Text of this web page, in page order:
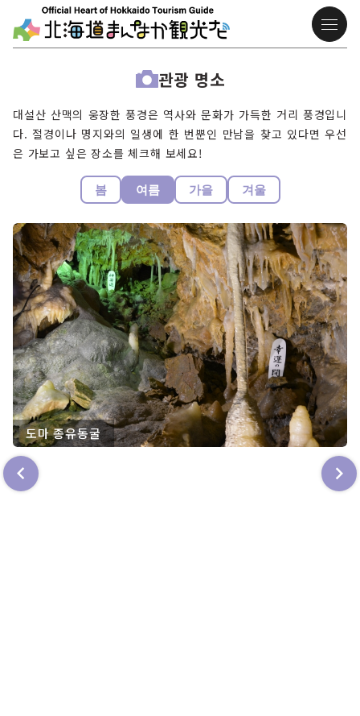
관광 명소
대설산 산맥의 웅장한 풍경은 역사와 문화가 가득한 거리 풍경입니
다. 절경이나 명지와의 일생에 한 번뿐인 만남을 찾고 있다면 우선
은 가보고 싶은 장소를 체크해 보세요!
봄 여름 가을 겨울
도마 종유동굴